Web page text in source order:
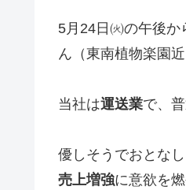
5月24日㈫の午後か
ん（東南植物楽園
当社は運送業で、
優しそうでおとな
売上増強に意欲を